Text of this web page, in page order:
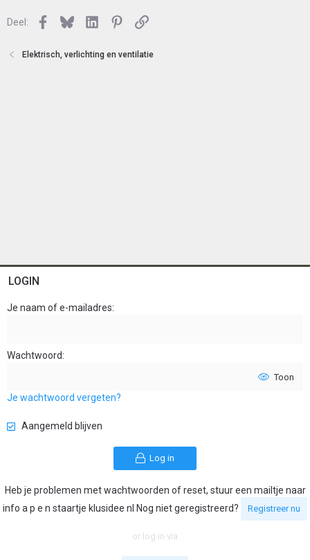
Deel: Facebook
BlueskyLinkedInPinterest
Link
Elektrisch, verlichting en ventilatie
LOGIN
Je naam of e-mailadres
Wachtwoord
Toon
Je wachtwoord vergeten?
Aangemeld blijven
Log in
Heb je problemen met wachtwoorden of reset, stuur een mailtje naar
info a p e n staartje klusidee nl Nog niet geregistreerd?
Registreer nu
or log in via